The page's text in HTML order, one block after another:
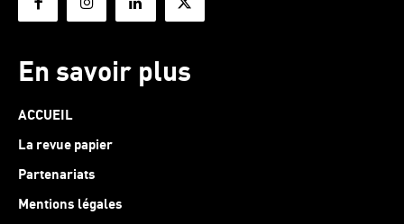
En savoir plus
ACCUEIL
La revue papier
Partenariats
Mentions légales